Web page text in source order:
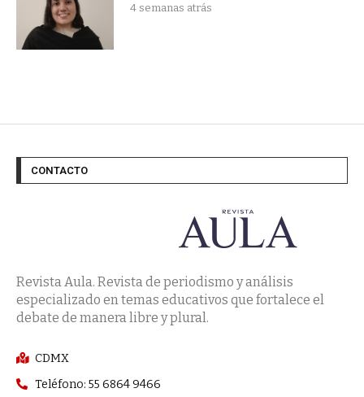
4 semanas atrás
CONTACTO
Revista Aula. Revista de periodismo y análisis
especializado en temas educativos que fortalece el
debate de manera libre y plural.
CDMX
Teléfono: 55 6864 9466